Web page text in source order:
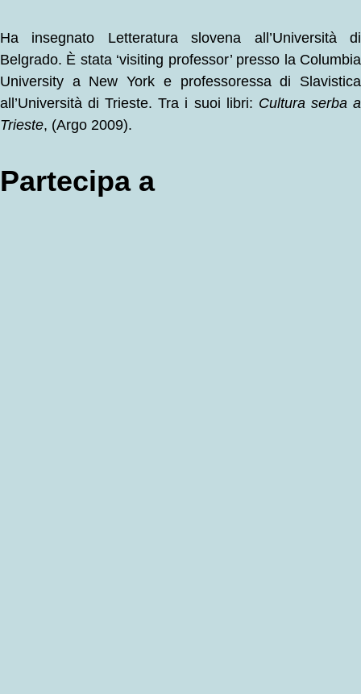
Ha insegnato Letteratura slovena all’Università di
Belgrado. È stata ‘visiting professor’ presso la Columbia
University a New York e professoressa di Slavistica
all’Università di Trieste. Tra i suoi libri: Cultura serba a
Trieste, (Argo 2009).
Partecipa a